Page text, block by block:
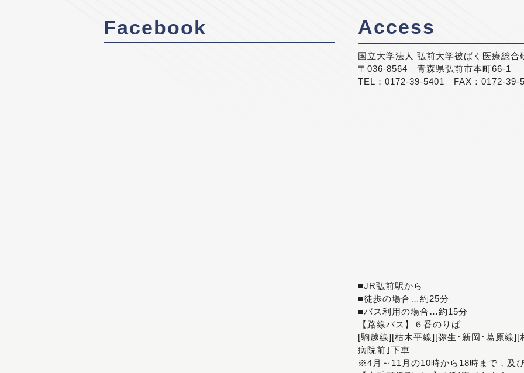
Facebook Access
国立大学法人 弘前大学被ばく医療総合
〒036-8564 青森県弘前市本町66-1
TEL：0172-39-5401 FAX：0172-39-
■JR弘前駅から
■徒歩の場合…約25分
■バス利用の場合…約15分
【路線バス】６番のりば
[駒越線][枯木平線][弥生･新岡･葛原線
病院前｣下車
※4月～11月の10時から18時まで，及